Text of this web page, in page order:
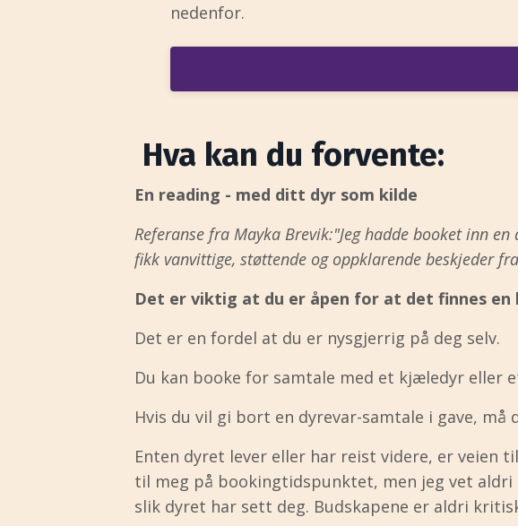
nedenfor.
Hva kan du forvente:
En reading - med ditt dyr som kilde
Referanse fra Mayka Brevik:"Jeg hadde booket inn
fikk vanvittige, støttende og oppklarende beskjeder
Det er viktig at du er åpen for at det finnes en
Det er en fordel at du er nysgjerrig på deg selv.
Du kan booke for samtale med et kjæledyr eller
Hvis du vil gi bort en dyrevar-samtale i gave,
Enten dyret lever eller har reist videre, er veien
til meg på bookingtidspunktet, men jeg vet
slik dyret har sett deg. Budskapene er aldri